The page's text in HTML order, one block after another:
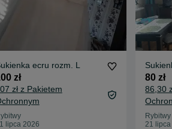
ecru rozm. L
zł
zł z Pakietem
lipca 2026
80 zł
86,30
Rybitwy
21